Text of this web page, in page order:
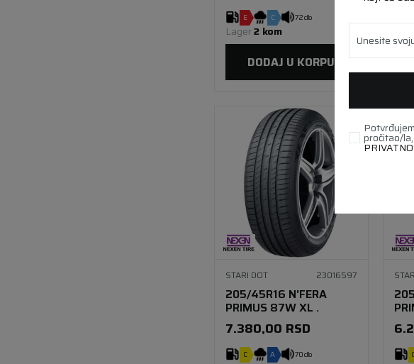
E C 72 db
Lager 2 kom
DODAJ U KORPU
STARI DOT 23016597
205/45R16 N'FERA
PRIMUS 87W XL .
7.380,00 RSD
C A 70 db C
Unesite
pročitao/